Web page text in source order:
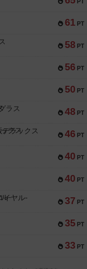
PT
61 PT
58 PT
56 PT
50 PT
48 PT
ラス
46 PT
ラックス
40 PT
40 PT
37 PT
イヤル-
35 PT
33 PT